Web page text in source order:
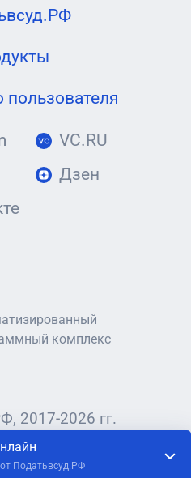
Податьвсуд.РФ
пользователя
VC.RU
Дзен
комплекс
2017-2026 гг.